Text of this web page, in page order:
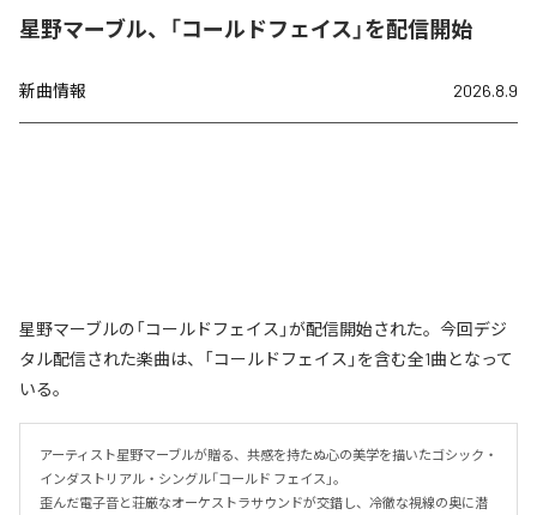
星野マーブル、「コールドフェイス」を配信開始
新曲情報 2026.8.9
星野マーブルの「コールドフェイス」が配信開始された。今回デジ
タル配信された楽曲は、「コールドフェイス」を含む全1曲となって
いる。
アーティスト星野マーブルが贈る、共感を持たぬ心の美学を描いたゴシック・
インダストリアル・シングル「コールド フェイス」。
歪んだ電子音と荘厳なオーケストラサウンドが交錯し、冷徹な視線の奥に潜